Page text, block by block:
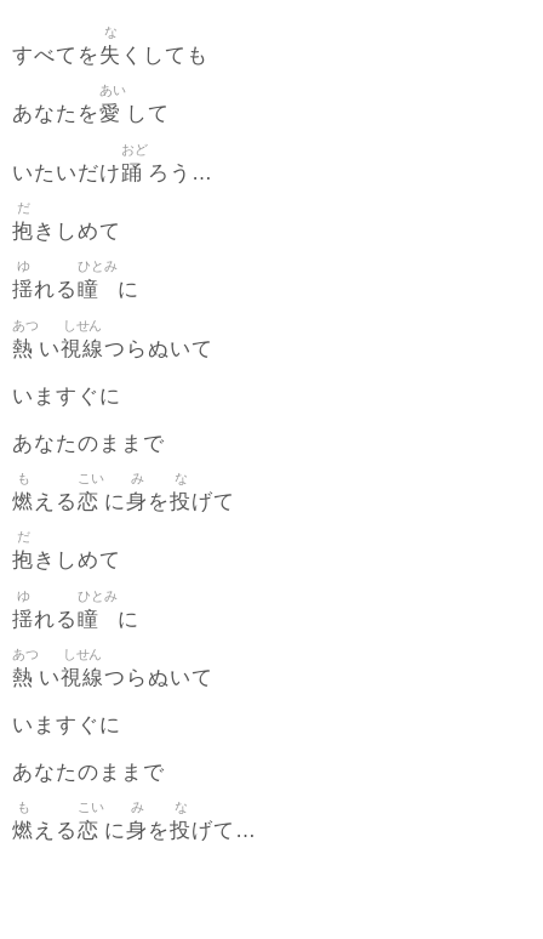
すべてを失
な
くしても
あなたを愛
あい
して
いたいだけ踊
おど
ろう…
抱
だ
きしめて
揺
ゆ
れる瞳
ひとみ
に
熱
あつ
い視線
しせん
つらぬいて
いますぐに
あなたのままで
燃
も
える恋
こい
に身
み
を投
な
げて
抱
だ
きしめて
揺
ゆ
れる瞳
ひとみ
に
熱
あつ
い視線
しせん
つらぬいて
いますぐに
あなたのままで
燃
も
える恋
こい
に身
み
を投
な
げて…